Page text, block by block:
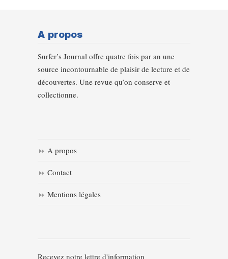
A propos
Surfer’s Journal offre quatre fois par an une
source incontournable de plaisir de lecture et de
découvertes. Une revue qu’on conserve et
collectionne.
A propos
Contact
Mentions légales
Recevez notre lettre d'information